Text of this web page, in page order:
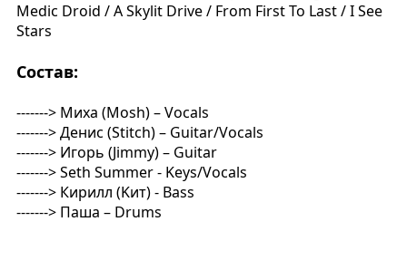
Medic Droid / A Skylit Drive / From First To Last / I See
Stars
Состав:
-------> Миха (Mosh) – Vocals
-------> Денис (Stitch) – Guitar/Vocals
-------> Игорь (Jimmy) – Guitar
-------> Seth Summer - Keys/Vocals
-------> Кирилл (Kит) - Bass
-------> Паша – Drums